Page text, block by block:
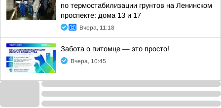
по термостабилизации грунтов на Ленинском
проспекте: дома 13 и 17
Вчера, 11:18
Забота о питомце — это просто!
Вчера, 10:45